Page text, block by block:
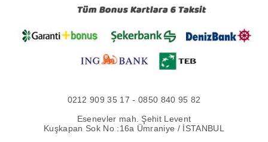
0212 909 35 17 - 0850 840 95 82
Esenevler mah. Şehit Levent
Kuşkapan Sok No :16a Ümraniye / İSTANBUL